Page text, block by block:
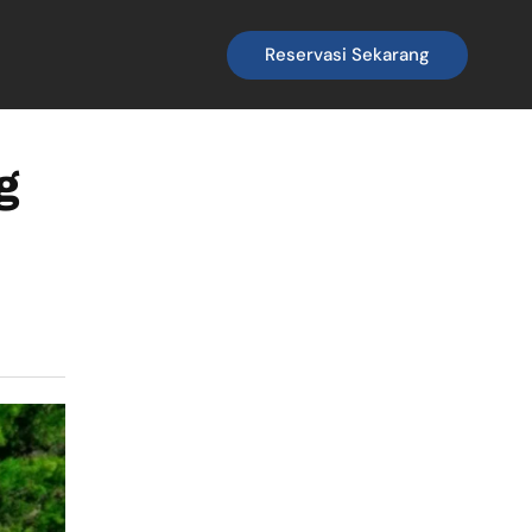
Reservasi Sekarang